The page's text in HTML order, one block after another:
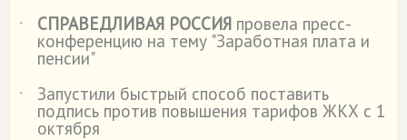
˙
СПРАВЕДЛИВАЯ РОССИЯ провела пресс-
конференцию на тему "Заработная плата и
пенсии"
˙
Запустили быстрый способ поставить
подпись против повышения тарифов ЖКХ с 1
октября